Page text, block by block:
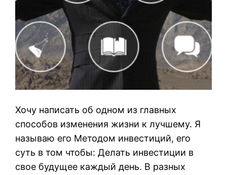
Хочу написать об одном из главных
способов изменения жизни к лучшему. Я
называю его Методом инвестиций, его
суть в том чтобы: Делать инвестиции в
свое будущее каждый день. В разных